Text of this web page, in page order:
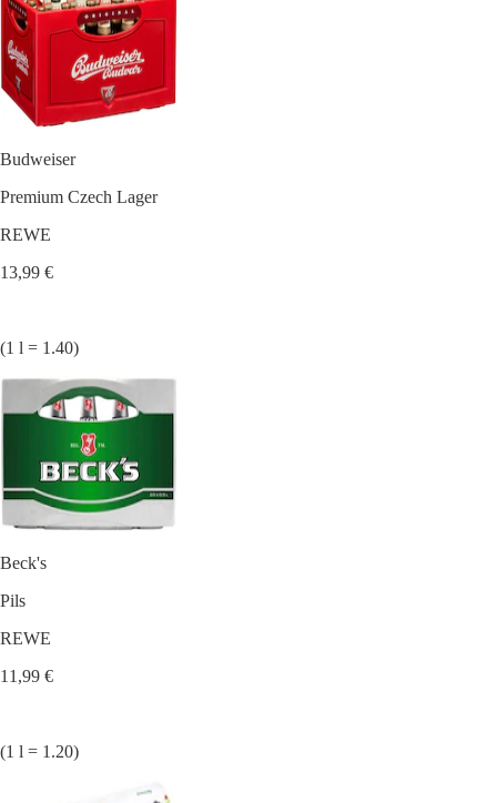
Budweiser
Premium Czech Lager
REWE
13,99 €
(1 l = 1.40)
Beck's
Pils
REWE
11,99 €
(1 l = 1.20)